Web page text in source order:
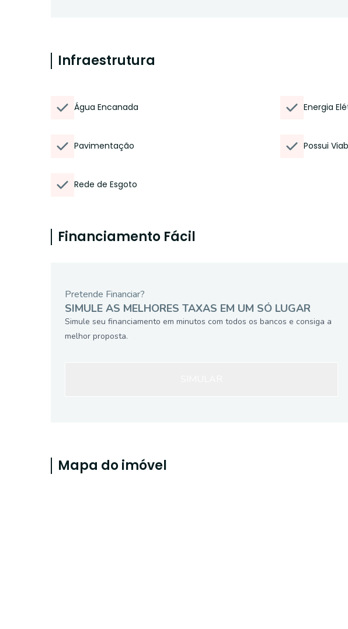
Infraestrutura
Água Encanada Energia
Pavimentação Possui
Rede de Esgoto
Financiamento Fácil
Pretende Financiar?
SIMULE AS MELHORES TAXAS EM UM SÓ LUGAR
Simule seu financiamento em minutos com todos os bancos e consiga a
melhor proposta.
Mapa do imóvel